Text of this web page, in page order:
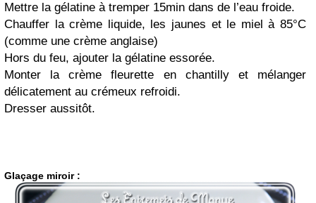
Mettre la gélatine à tremper 15min dans de l’eau froide.
Chauffer la crème liquide, les jaunes et le miel à 85°C
(comme une crème anglaise)
Hors du feu, ajouter la gélatine essorée.
Monter la crème fleurette en chantilly et mélanger
délicatement au crémeux refroidi.
Dresser aussitôt.
Glaçage miroir :